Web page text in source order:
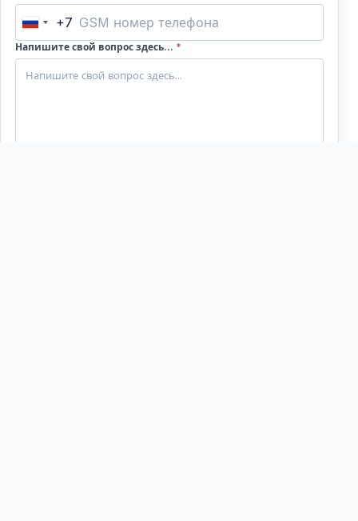
Russia
+7
+7
Напишите свой вопрос здесь... *